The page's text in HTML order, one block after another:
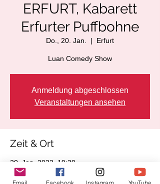
ERFURT, Kabarett
Erfurter Puffbohne
Do., 20. Jan.
  |
Erfurt
Luan Comedy Show
Anmeldung abgeschlossen
Veranstaltungen ansehen
Zeit & Ort
20. Jan. 2022, 19:30
Erfurt, Lange Brücke 29, 99084 Erfurt,
Deutschland
Email Facebook Instagram YouTube